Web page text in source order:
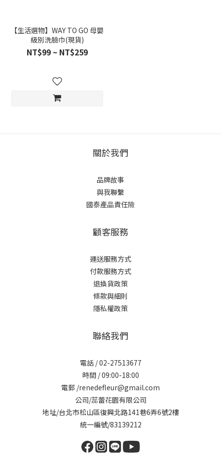
【生活選物】WAY TO GO 母嬰
級別洗臉巾(現貨)
NT$99 ~ NT$259
關於我們
品牌故事
與我聯繫
國泰產品責任險
顧客服務
運送服務方式
付款服務方式
退換貨政策
條款與細則
隱私權政策
聯絡我們
電話 / 02-27513677
時間 / 09:00-18:00
電郵 /renedefleur@gmail.com
公司/蕊蕾花園有限公司
地址/台北市松山區復興北路141巷6弄6號2樓
統一編號/83139212